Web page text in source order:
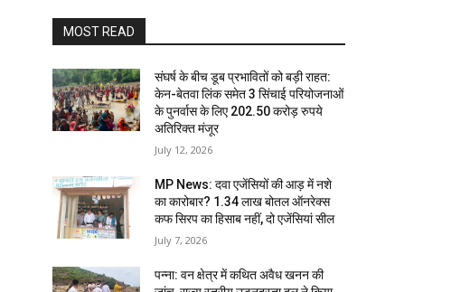
MOST READ
संघर्ष के बीच डूब प्रभावितों को बड़ी राहत:
केन-बेतवा लिंक समेत 3 सिंचाई परियोजनाओं
के पुनर्वास के लिए 202.50 करोड़ रुपये
अतिरिक्त मंजूर
July 12, 2026
MP News: दवा एजेंसियों की आड़ में नशे
का कारोबार? 1.34 लाख बोतल ऑनरेक्स
कफ सिरप का हिसाब नहीं, दो एजेंसियां सील
July 7, 2026
पन्ना: वन क्षेत्र में कथित अवैध खनन की